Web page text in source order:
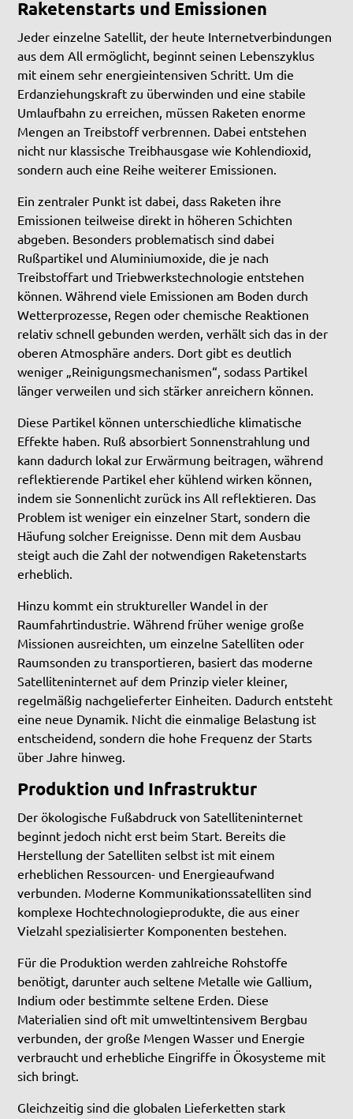
Raketenstarts und Emissionen
Jeder einzelne Satellit, der heute Internetverbindungen
aus dem All ermöglicht, beginnt seinen Lebenszyklus
mit einem sehr energieintensiven Schritt. Um die
Erdanziehungskraft zu überwinden und eine stabile
Umlaufbahn zu erreichen, müssen Raketen enorme
Mengen an Treibstoff verbrennen. Dabei entstehen
nicht nur klassische Treibhausgase wie Kohlendioxid,
sondern auch eine Reihe weiterer Emissionen.
Ein zentraler Punkt ist dabei, dass Raketen ihre
Emissionen teilweise direkt in höheren Schichten
abgeben. Besonders problematisch sind dabei
Rußpartikel und Aluminiumoxide, die je nach
Treibstoffart und Triebwerkstechnologie entstehen
können. Während viele Emissionen am Boden durch
Wetterprozesse, Regen oder chemische Reaktionen
relativ schnell gebunden werden, verhält sich das in der
oberen Atmosphäre anders. Dort gibt es deutlich
weniger „Reinigungsmechanismen“, sodass Partikel
länger verweilen und sich stärker anreichern können.
Diese Partikel können unterschiedliche klimatische
Effekte haben. Ruß absorbiert Sonnenstrahlung und
kann dadurch lokal zur Erwärmung beitragen, während
reflektierende Partikel eher kühlend wirken können,
indem sie Sonnenlicht zurück ins All reflektieren. Das
Problem ist weniger ein einzelner Start, sondern die
Häufung solcher Ereignisse. Denn mit dem Ausbau
steigt auch die Zahl der notwendigen Raketenstarts
erheblich.
Hinzu kommt ein struktureller Wandel in der
Raumfahrtindustrie. Während früher wenige große
Missionen ausreichten, um einzelne Satelliten oder
Raumsonden zu transportieren, basiert das moderne
Satelliteninternet auf dem Prinzip vieler kleiner,
regelmäßig nachgelieferter Einheiten. Dadurch entsteht
eine neue Dynamik. Nicht die einmalige Belastung ist
entscheidend, sondern die hohe Frequenz der Starts
über Jahre hinweg.
Produktion und Infrastruktur
Der ökologische Fußabdruck von Satelliteninternet
beginnt jedoch nicht erst beim Start. Bereits die
Herstellung der Satelliten selbst ist mit einem
erheblichen Ressourcen- und Energieaufwand
verbunden. Moderne Kommunikationssatelliten sind
komplexe Hochtechnologieprodukte, die aus einer
Vielzahl spezialisierter Komponenten bestehen.
Für die Produktion werden zahlreiche Rohstoffe
benötigt, darunter auch seltene Metalle wie Gallium,
Indium oder bestimmte seltene Erden. Diese
Materialien sind oft mit umweltintensivem Bergbau
verbunden, der große Mengen Wasser und Energie
verbraucht und erhebliche Eingriffe in Ökosysteme mit
sich bringt.
Gleichzeitig sind die globalen Lieferketten stark